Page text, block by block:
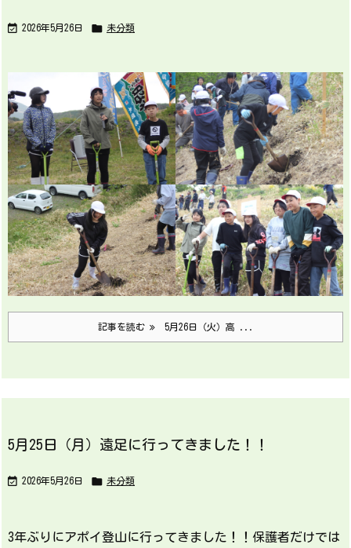
 2026年5月26日  未分類
記事を読む 5月26日（火）高 ...
5月25日（月）遠足に行ってきました！！
 2026年5月26日  未分類
3年ぶりにアポイ登山に行ってきました！！保護者だけでは